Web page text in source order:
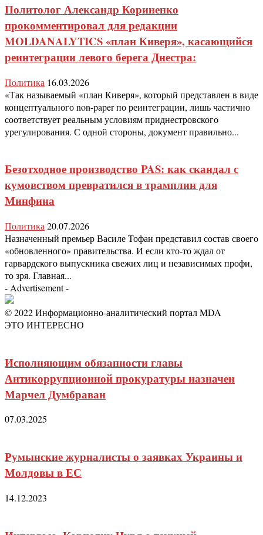
Политолог Александр Кориненко
прокомментировал для редакции
MOLDANALYTICS «план Киверя», касающийся
реинтеграции левого берега Днестра:
Политика 16.03.2026
«Так называемый «план Киверя», который представлен в виде
концептуального non-paper по реинтеграции, лишь частично
соответствует реальным условиям приднестровского
урегулирования. С одной стороны, документ правильно...
Безотходное производство PAS: как скандал с
кумовством превратился в трамплин для
Минфина
Политика 20.07.2026
Назначенный премьер Василе Тофан представил состав своего
«обновленного» правительства. И если кто-то ждал от
гарвардского выпускника свежих лиц и независимых профи,
то зря. Главная...
- Advertisement -
© 2022 Информационно-аналитический портал MDA
ЭТО ИНТЕРЕСНО
Исполняющим обязанности главы
Антикоррупционной прокуратуры назначен
Марчел Думбраван
07.03.2025
Румынские журналисты о заявках Украины и
Молдовы в ЕС
14.12.2023